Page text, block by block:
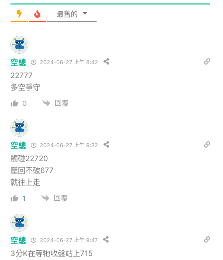
最舊的
空總 2024-06-27 上午 8:42
22777
多空爭守
0 回覆
空總 2024-06-27 上午 9:32
觸碰22720
壓回不破677
就往上走
1 回覆
空總 2024-06-27 上午 9:47
3分K在等牠收盤站上715